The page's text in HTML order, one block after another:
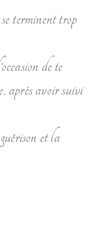
terminent trop
de te
après avoir suivi
et la